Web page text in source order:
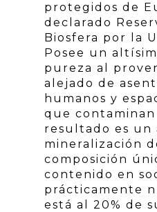
protegidos de
declarado
Biosfera por la
Posee un
pureza al
alejado de
humanos y
que contaminan
resultado es un
mineralización
composición
contenido en
prácticamente
está al 20% de